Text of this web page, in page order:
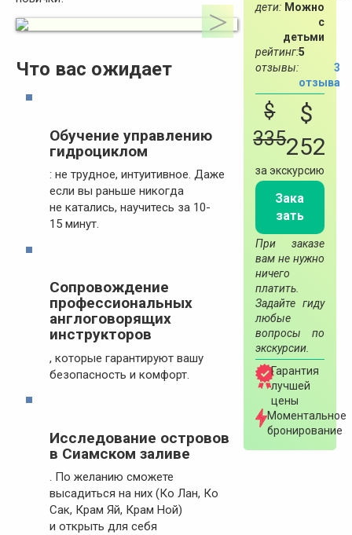
дети: Можно
с
детьми
рейтинг:5
отзывы:
3
отзыва
$
335
$
252
за экскурсию
Зака
зать
При заказе
вам не нужно
ничего
платить.
Задайте гиду
любые
вопросы по
экскурсии.
Гарантия
лучшей
цены
Моментальное
бронирование
Что вас ожидает
Обучение управлению
гидроциклом
: не трудное, интуитивное. Даже
если вы раньше никогда
не катались, научитесь за 10-
15 минут.
Сопровождение
профессиональных
англоговорящих
инструкторов
, которые гарантируют вашу
безопасность и комфорт.
Исследование островов
в Сиамском заливе
. По желанию сможете
высадиться на них (Ко Лан, Ко
Сак, Крам Яй, Крам Ной)
и открыть для себя